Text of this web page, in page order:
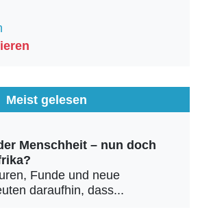
Meist gelesen
Menschheit – nun doch
Funde und neue
daraufhin, dass...